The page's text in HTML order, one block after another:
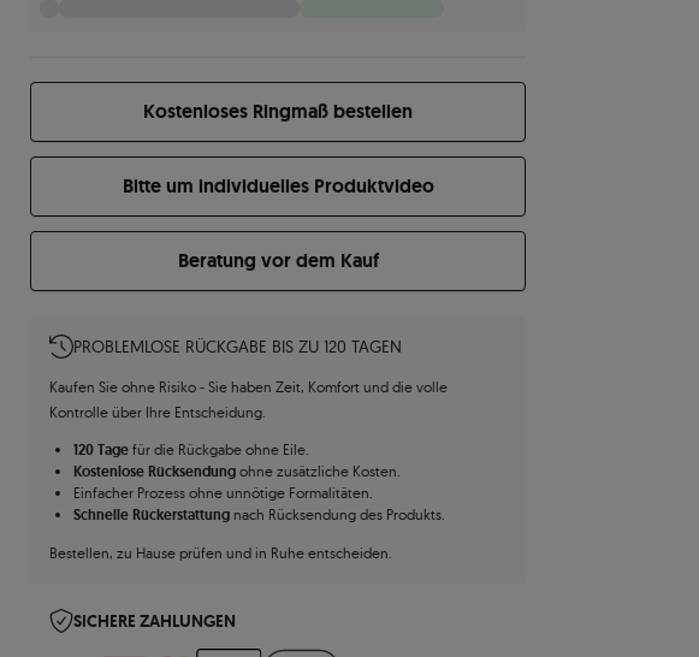
Kostenloses Ringmaß bestellen
Bitte um individuelles Produktvideo
Beratung vor dem Kauf
PROBLEMLOSE RÜCKGABE BIS ZU 120 TAGEN
Kaufen Sie ohne Risiko - Sie haben Zeit, Komfort und die volle
Kontrolle über Ihre Entscheidung.
120 Tage für die Rückgabe ohne Eile.
Kostenlose Rücksendung ohne zusätzliche Kosten.
Einfacher Prozess ohne unnötige Formalitäten.
Schnelle Rückerstattung nach Rücksendung des Produkts.
Bestellen, zu Hause prüfen und in Ruhe entscheiden.
SICHERE ZAHLUNGEN